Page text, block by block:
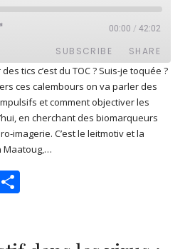
00:00 / 42:02
SUBSCRIBE SHARE
Deezer
PocketCasts
RSS
tics c’est du TOC ? Suis-je toquée ?
ces calembours on va parler des
et comment objectiver les
en cherchant des biomarqueurs
imagerie. C’est le leitmotiv et la
Maatoug,…